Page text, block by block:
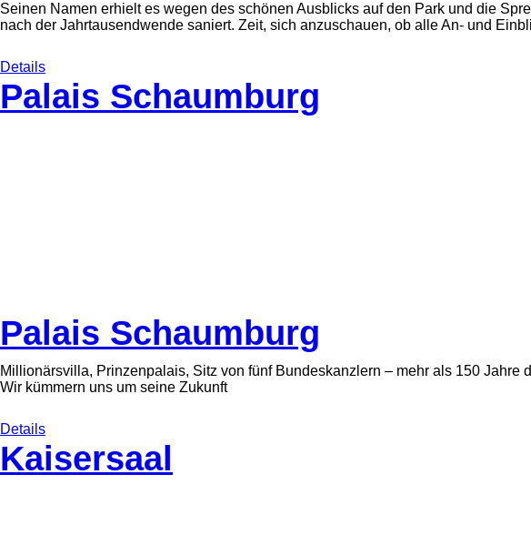
Seinen Namen erhielt es wegen des schönen Ausblicks auf den Park und die
nach der Jahrtausendwende saniert. Zeit, sich anzuschauen, ob alle An- und
Details
Palais Schaumburg
Palais Schaumburg
Millionärsvilla, Prinzenpalais, Sitz von fünf Bundeskanzlern – mehr als 150
Wir kümmern uns um seine Zukunft
Details
Kaisersaal